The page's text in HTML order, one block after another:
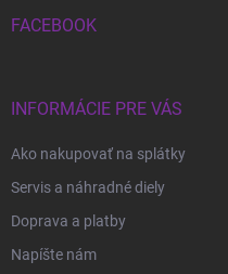
FACEBOOK
INFORMÁCIE PRE VÁS
Ako nakupovať na splátky
Servis a náhradné diely
Doprava a platby
Napíšte nám